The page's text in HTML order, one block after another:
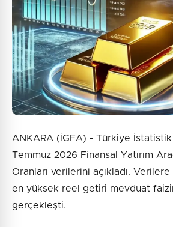
ANKARA (İGFA) - Türkiye İstatistik
Temmuz 2026 Finansal Yatırım
Oranları verilerini açıkladı.
en yüksek reel getiri mevduat
gerçekleşti.